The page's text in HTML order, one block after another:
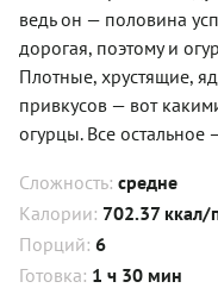
ведь он — половина
дорогая, поэтому и
Плотные, хрустящие,
привкусов — вот
огурцы. Все остальное
Сложность: средне
Калории: 702.37 ккал/
Порций: 6
Готовка: 1 ч 30 мин